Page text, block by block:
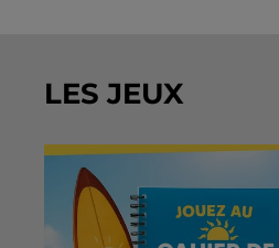
LES JEUX